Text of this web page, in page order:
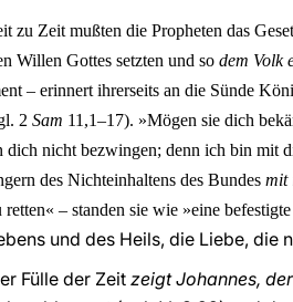
zu Zeit mußten die Propheten das
Willen Gottes setzten und so dem Volk
– erinnert ihrerseits an die Sünde
2 Sam 11,1–17). »Mögen sie dich
dich nicht bezwingen; denn ich bin mit
des Nichteinhaltens des Bundes mit
retten« – standen sie wie »eine
und des Heils, die Liebe, die
Fülle der Zeitzeigt Johannes,